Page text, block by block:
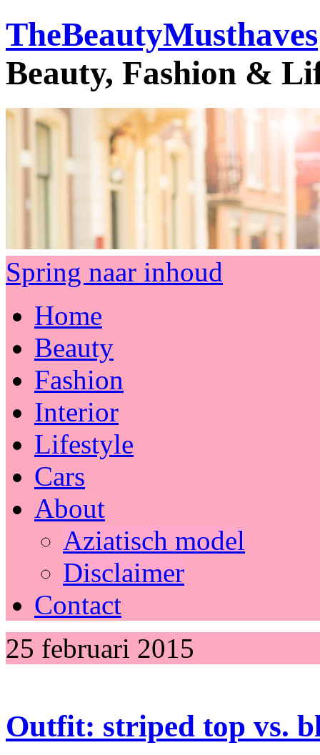
TheBeautyMusthaves
Beauty, Fashion &
Spring naar inhoud
Home
Beauty
Fashion
Interior
Lifestyle
Cars
About
Aziatisch model
Disclaimer
Contact
25 februari 2015
Outfit: striped top vs.